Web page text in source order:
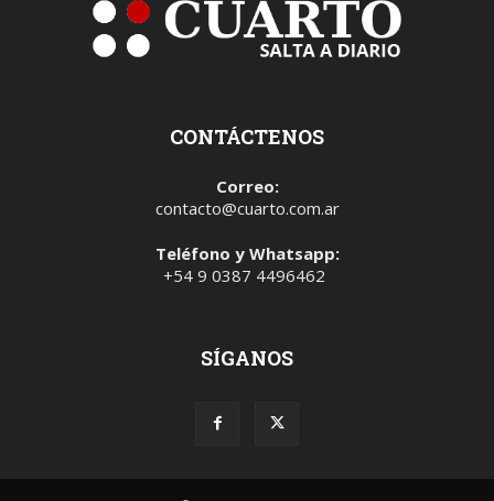
CONTÁCTENOS
Correo:
contacto@cuarto.com.ar
Teléfono y Whatsapp:
+54 9 0387 4496462
SÍGANOS